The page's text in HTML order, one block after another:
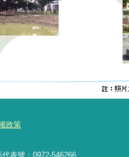
政策
表號：0972-546266